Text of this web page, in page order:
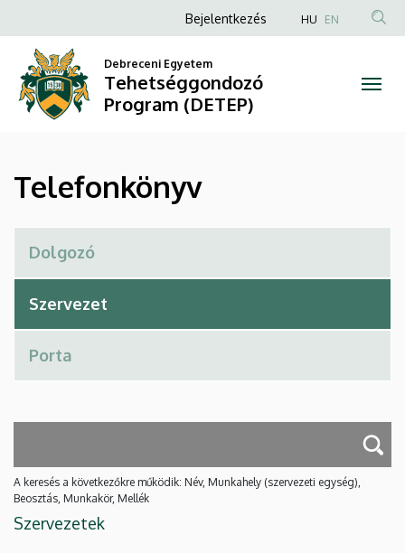
Telefonkönyv
Tehetséggondozó
Program
(DETEP)
a
tartalomra
Anonim
fiók
menüje
Bejelentkezés HU EN
Debreceni Egyetem
Tehetséggondozó
Program (DETEP)
Telefonkönyv
A keresés a következőkre működik: Név, Munkahely (szervezeti egység),
Beosztás, Munkakör, Mellék
Szervezetek